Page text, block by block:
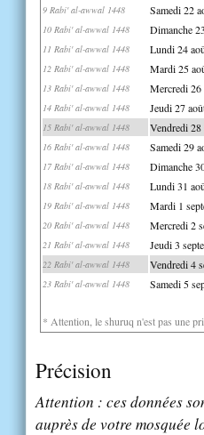
9 Rabi' al-awwal 1448 Samedi 22
10 Rabi' al-awwal 1448 Dimanche
11 Rabi' al-awwal 1448 Lundi 24
12 Rabi' al-awwal 1448 Mardi 25
13 Rabi' al-awwal 1448 Mercredi 26
14 Rabi' al-awwal 1448 Jeudi 27
15 Rabi' al-awwal 1448 Vendredi 28
16 Rabi' al-awwal 1448 Samedi 29
17 Rabi' al-awwal 1448 Dimanche
18 Rabi' al-awwal 1448 Lundi 31
19 Rabi' al-awwal 1448 Mardi 1
20 Rabi' al-awwal 1448 Mercredi 2
21 Rabi' al-awwal 1448 Jeudi 3
22 Rabi' al-awwal 1448 Vendredi 4
23 Rabi' al-awwal 1448 Samedi 5
* Attention, le shuruq n'est pas une
Précision
Attention : ces données
auprès de votre mosquée